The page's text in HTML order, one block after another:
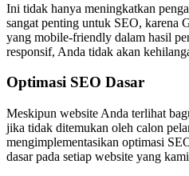
Ini tidak hanya meningkatkan
sangat penting untuk SEO, karena
yang mobile-friendly dalam hasil
responsif, Anda tidak akan
Optimasi SEO Dasar
Meskipun website Anda terlihat
jika tidak ditemukan oleh calon
mengimplementasikan optimasi
dasar pada setiap website yang